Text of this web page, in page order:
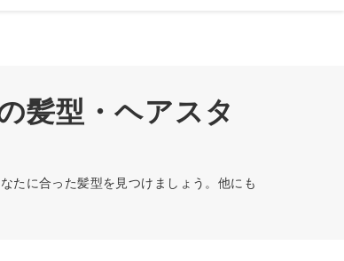
髪型・ヘアスタ
たに合った髪型を見つけましょう。他にも